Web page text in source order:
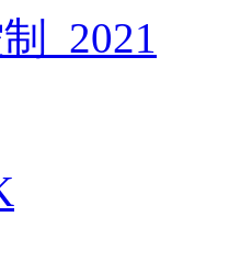
_2021